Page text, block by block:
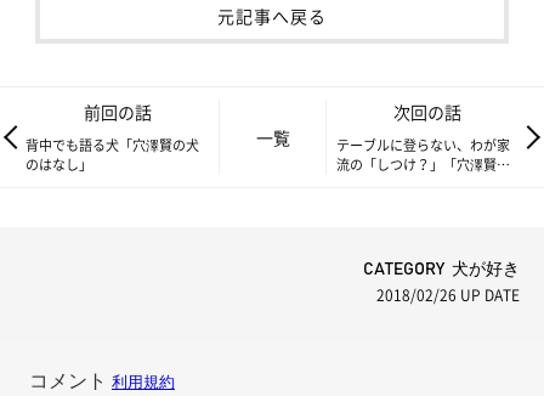
元記事へ戻る
前回の話
背中でも語る犬「穴澤賢の犬
のはなし」
一覧
次回の話
テーブルに登らない、わが家
流の「しつけ？」「穴澤賢の
CATEGORY 犬が好き
2018/02/26 UP DATE